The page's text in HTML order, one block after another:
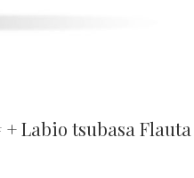
Labio tsubasa Flauta